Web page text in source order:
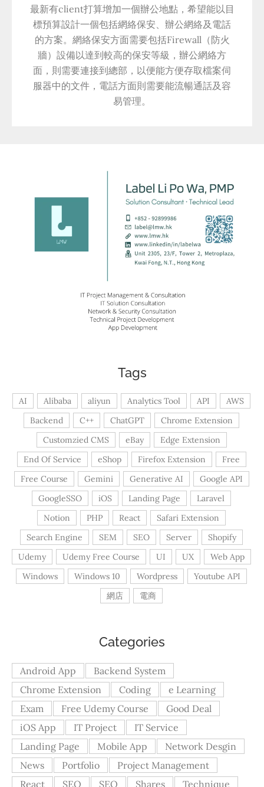
最新有client打算增加一個辦公地點，希望能以目
標預算設計一個包括網絡保安、辦公網絡及電話
的方案。網絡保安方面需要包括Firewall（防火
牆）設備以達到較高的保安等級，辦公網絡方
面，則需要連接到總部，以便能方便存取檔案伺
服器中的文件，電話方面則需要能流暢通話及容
易管理。
Tags
AI Alibaba aliyun Analytics Tool API
AWS
Backend
C++ ChatGPT
Chrome Extension
Customzied CMS
eBay
Edge Extension
End Of Service
eShop Firefox Extension
Free
Free Course
Gemini Generative AI
Google API
GoogleSSO
iOS Landing Page
Laravel
Notion
PHP React
Safari Extension
Search Engine
SEM SEO Server
Shopify
Udemy
Udemy Free Course UI UX
Web App
Windows
Windows 10 Wordpress
Youtube API
網店
電商
Categories
Android App
Backend System
Chrome Extension
Coding
e Learning
Exam
Free Udemy Course
Good Deal
iOS App
IT Project
IT Service
Landing Page
Mobile App
Network Desgin
News
Portfolio
Project Management
React
SEO SEO Shares Technique